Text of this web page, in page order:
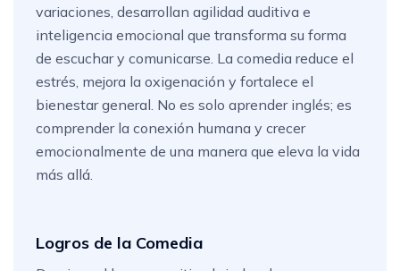
variaciones, desarrollan agilidad auditiva e
inteligencia emocional que transforma su forma
de escuchar y comunicarse. La comedia reduce el
estrés, mejora la oxigenación y fortalece el
bienestar general. No es solo aprender inglés; es
comprender la conexión humana y crecer
emocionalmente de una manera que eleva la vida
más allá.
Logros de la Comedia